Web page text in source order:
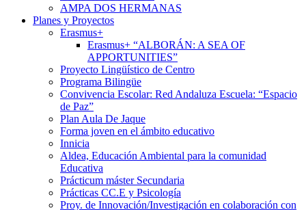
AMPA DOS HERMANAS
Planes y Proyectos
Erasmus+
Erasmus+ “ALBORÁN: A SEA OF
APPORTUNITIES”
Proyecto Lingüístico de Centro
Programa Bilingüe
Convivencia Escolar: Red Andaluza Escuela: “Espacio
de Paz”
Plan Aula De Jaque
Forma joven en el ámbito educativo
Innicia
Aldea, Educación Ambiental para la comunidad
Educativa
Prácticum máster Secundaria
Prácticas CC.E y Psicología
Proy. de Innovación/Investigación en colaboración con